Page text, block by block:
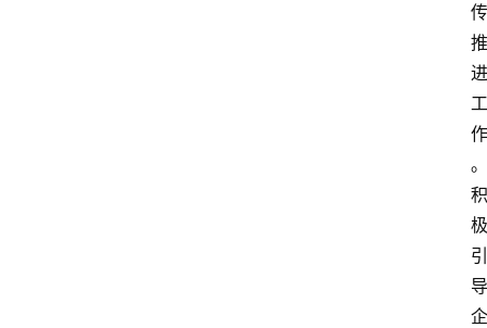
传
推
进
工
作
。
积
极
引
导
企